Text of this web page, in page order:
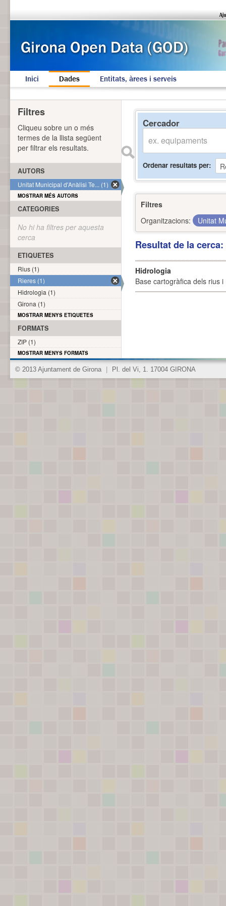
Inici Dades Entitats, àrees i serveis
Cercador
Ordenar resultats per
Filtres
Organitzacions:
Unitat
Resultat de la
Hidrologia
Base cartogràfica dels rius
Filtres
Cliqueu sobre un o més
termes de la llista següent
per filtrar els resultats.
AUTORS
Unitat Municipal d'Anàlisi Te... (1)
MOSTRAR MÉS AUTORS
CATEGORIES
No hi ha filtres per aquesta
cerca
ETIQUETES
Rius (1)
Rieres (1)
Hidrologia (1)
Girona (1)
MOSTRAR MENYS ETIQUETES
FORMATS
ZIP (1)
MOSTRAR MENYS FORMATS
© 2013 Ajuntament de Girona Pl. del Vi, 1. 17004 GIRONA